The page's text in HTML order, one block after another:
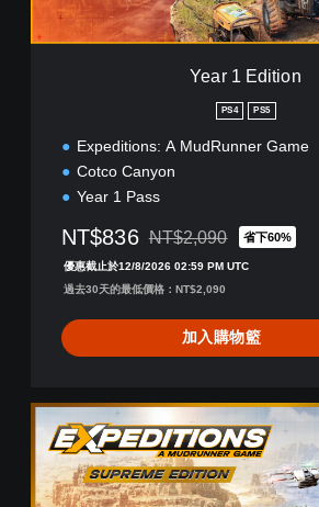
n
Year 1 Edition
PS4 PS5
Expeditions: A MudRunner Game
Cotco Canyon
Year 1 Pass
NT$836 折扣前原價為NT$2,090
NT$2,090 省下60%
優惠截止於12/8/2026 02:59 PM UTC
過去30天的最低價格：NT$2,090
加入購物籃
S
e